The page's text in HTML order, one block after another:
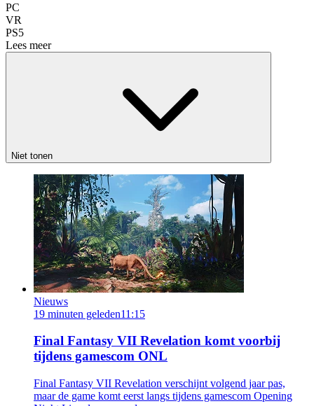
PC
VR
PS5
Lees meer
Niet tonen
Nieuws
19 minuten geleden11:15
Final Fantasy VII Revelation komt voorbij
tijdens gamescom ONL
Final Fantasy VII Revelation verschijnt volgend jaar pas,
maar de game komt eerst langs tijdens gamescom Opening